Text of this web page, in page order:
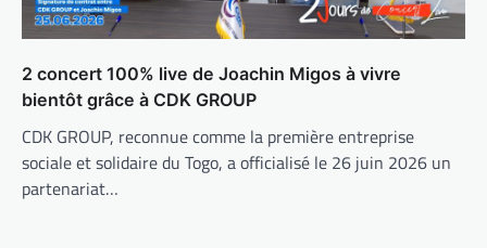
2 concert 100% live de Joachin Migos à vivre
bientôt grâce à CDK GROUP
CDK GROUP, reconnue comme la première entreprise
sociale et solidaire du Togo, a officialisé le 26 juin 2026 un
partenariat…